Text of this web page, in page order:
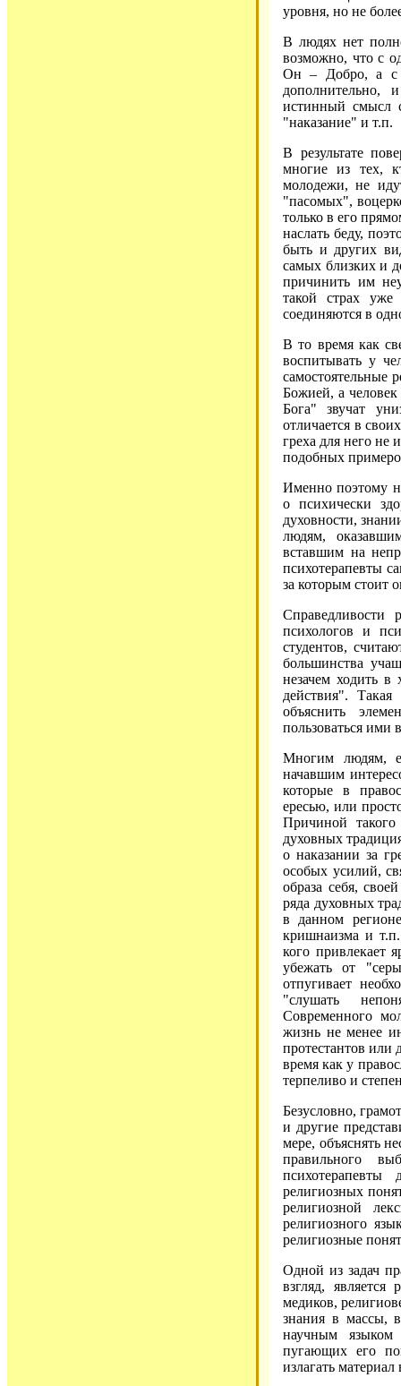
уровня, но не
В людях нет
возможно, что с
Он – Добро, а с
дополнительно,
истинный смысл
"наказание" и т.п.
В результате
многие из тех,
молодежи, не
"пасомых",
только в его
наслать беду,
быть и других
самых близких и
причинить им
такой страх
соединяются в
В то время как
воспитывать у
самостоятельные
Божией, а
Бога" звучат
отличается в
греха для него
подобных
Именно поэтому
о психически
духовности,
людям,
вставшим на
психотерапевты
за которым стоит
психологов и
студентов,
большинства
незачем ходить в
действия".
объяснить
пользоваться
Многим людям,
начавшим
которые в
ересью, или
Причиной такого
духовных
о наказании за
особых усилий,
образа себя,
ряда духовных
в данном
кришнаизма и т.п.
кого привлекает
убежать от
отпугивает
"слушать
Современного
жизнь не менее
протестантов
время как у
терпеливо и
Безусловно,
и другие
мере, объяснять
правильного
религиозных
религиозной
религиозного
религиозные
Одной из задач
взгляд, является
медиков,
знания в массы,
научным
пугающих его
излагать